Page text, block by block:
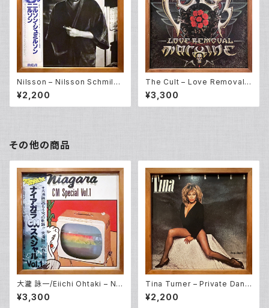
Nilsson – Nilsson Schmilss
on (LP)
¥2,200
The Cult – Love Removal
Machine (12EP)
¥3,300
その他の商品
大瀧 詠一/Eiichi Ohtaki – Nia
gara CM Special Vol. 1 (LP)
¥3,300
Tina Turner – Private Danc
er (LP)
¥2,200